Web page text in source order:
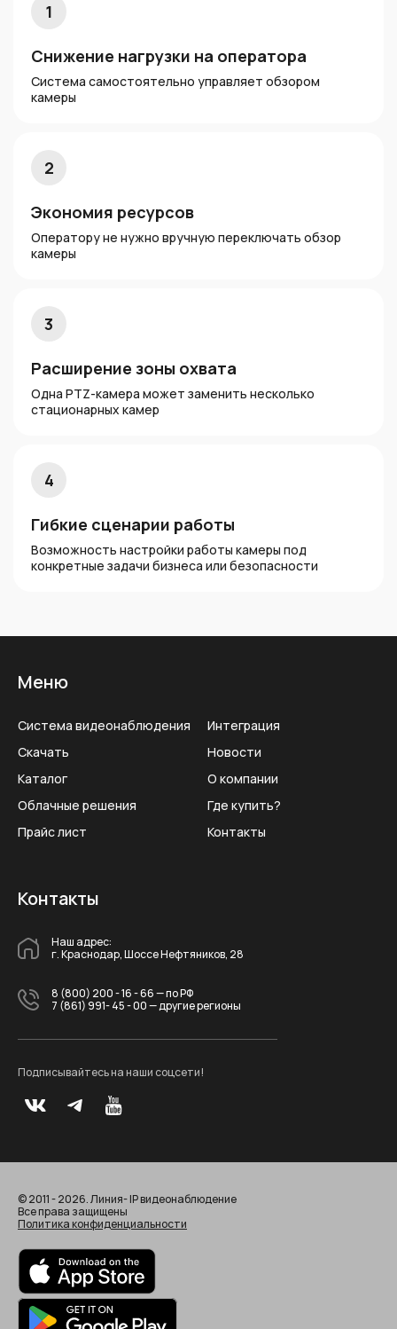
1
Снижение нагрузки на оператора
Система самостоятельно управляет обзором
камеры
2
Экономия ресурсов
Оператору не нужно вручную переключать обзор
камеры
3
Расширение зоны охвата
Одна PTZ-камера может заменить несколько
стационарных камер
4
Гибкие сценарии работы
Возможность настройки работы камеры под
конкретные задачи бизнеса или безопасности
Контакты
Наш адрес:
г. Краснодар, Шоссе Нефтяников, 28
8 (800) 200 - 16 - 66— по РФ
7 (861) 991- 45 - 00— другие регионы
Подписывайтесь на наши соцсети!
Меню
Система видеонаблюдения
Скачать
Каталог
Облачные решения
Прайс лист
Интеграция
Новости
О компании
Где купить?
Контакты
© 2011 - 2026. Линия- IP видеонаблюдение
Все права защищены
Политика конфиденциальности